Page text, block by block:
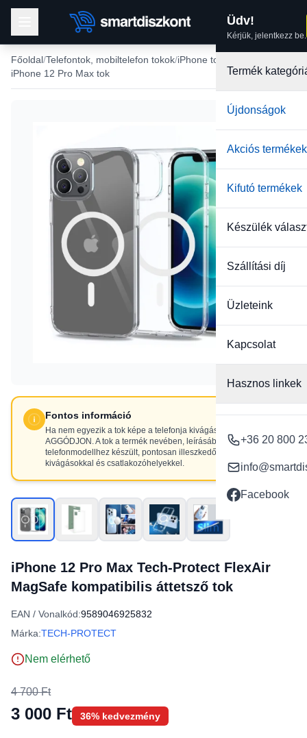
Üdv!
Kérjük, jelentkezz be.
Termék
Újdonságok
Akciós termékek
Kifutó termékek
Készülék
Szállítási díj
Üzleteink
Kapcsolat
Hasznos linkek
+36 20 800
Facebook
Főoldal Telefontok, mobiltelefon tokok iPhone tokok
iPhone 12 Pro Max tok
Fontos információ
Ha nem egyezik a tok képe a telefonja kivágásaival, NE
AGGÓDJON. A tok a termék nevében, leírásában szereplő
telefonmodellhez készült, pontosan illeszkedő
kivágásokkal és csatlakozóhelyekkel.
iPhone 12 Pro Max Tech-Protect FlexAir
MagSafe kompatibilis áttetsző tok
EAN / Vonalkód:9589046925832
Márka:TECH-PROTECT
Nem elérhető
4 700 Ft
3 000 Ft 36% kedvezmény